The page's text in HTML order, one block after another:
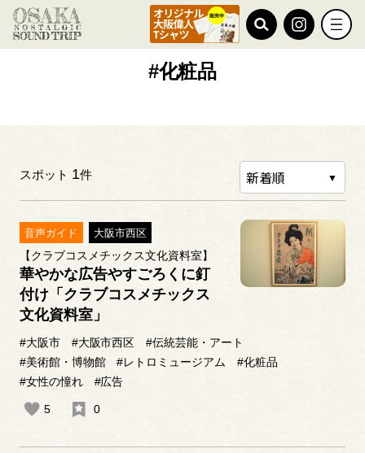
TOP #化粧品
#化粧品
スポット 1件
音声ガイド 大阪市西区
【クラブコスメチックス文化資料室】
華やかな広告やすごろくに釘
付け「クラブコスメチックス
文化資料室」
#大阪市 #大阪市西区
#伝統芸能・アート
#美術館・博物館
#レトロミュージアム
#化粧品
#女性の憧れ
#広告
5 0